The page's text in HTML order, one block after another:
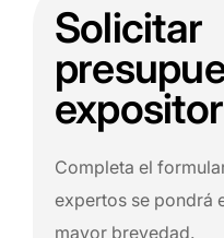
Solicitar
expositor
Completa el
expertos se pondrá
mayor brevedad.